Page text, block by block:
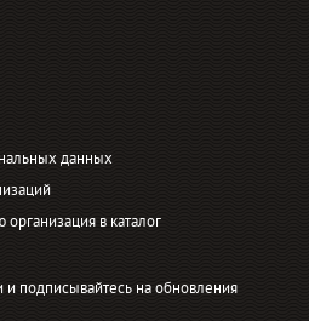
данных
в каталог
подписывайтесь на обновления